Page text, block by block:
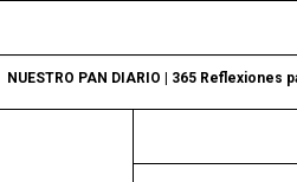
NUESTRO PAN DIARIO | 365 Reflexiones